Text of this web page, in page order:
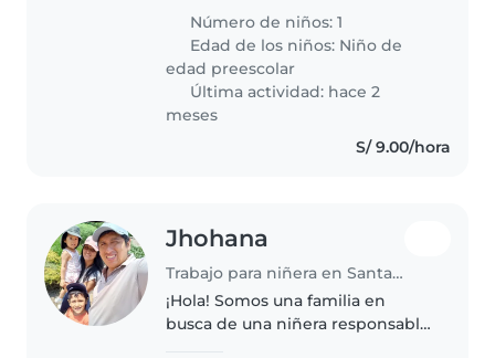
muy enérgica, curiosa y
deportiva. Necesitamos a alguien
que pueda mantenerle
entretenido..
Número de niños: 1
Edad de los niños: Niño de
edad preescolar
Última actividad: hace 2
meses
S/ 9.00/hora
Jhohana
Trabajo para niñera en Santa Anita - Los Ficus
¡Hola! Somos una familia en
busca de una niñera responsable